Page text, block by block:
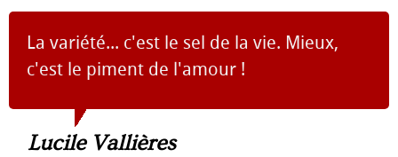
La variété... c'est le sel de la vie. Mieux,
c'est le piment de l'amour !
Lucile Vallières